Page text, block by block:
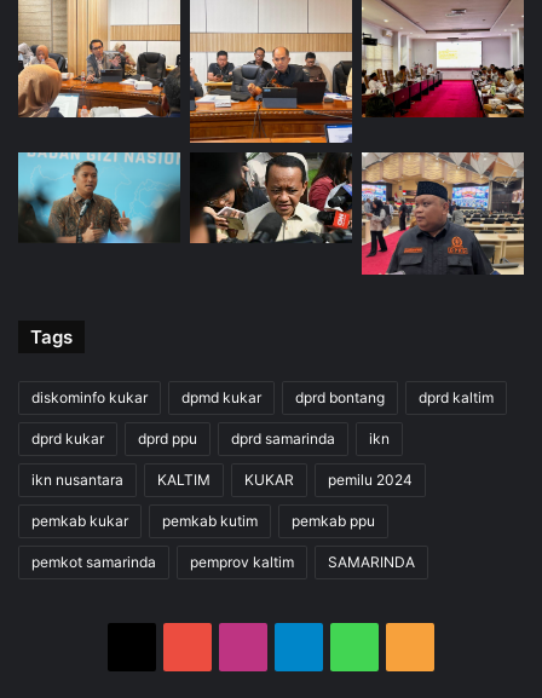
Tags
diskominfo kukar dpmd kukar dprd bontang dprd kaltim
dprd kukar dprd ppu dprd samarinda ikn
ikn nusantara KALTIM KUKAR pemilu 2024
pemkab kukar pemkab kutim pemkab ppu
pemkot samarinda pemprov kaltim SAMARINDA